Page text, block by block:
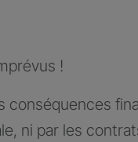
!
conséquences
ni par les